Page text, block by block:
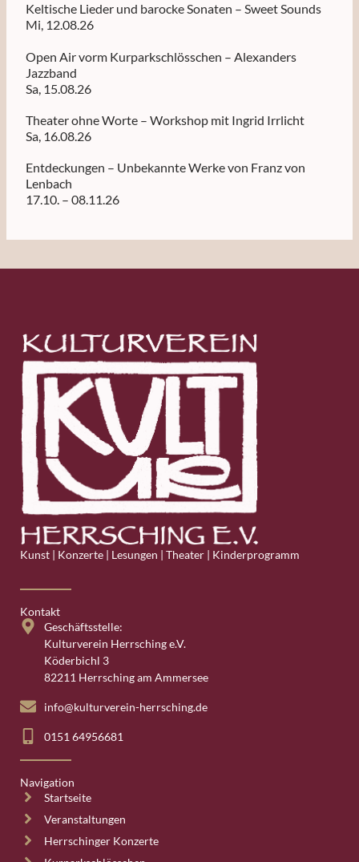
Keltische Lieder und barocke Sonaten – Sweet Sounds
Mi, 12.08.26
Open Air vorm Kurparkschlösschen – Alexanders
Jazzband
Sa, 15.08.26
Theater ohne Worte – Workshop mit Ingrid Irrlicht
Sa, 16.08.26
Entdeckungen – Unbekannte Werke von Franz von
Lenbach
17.10. – 08.11.26
Kunst | Konzerte | Lesungen | Theater | Kinderprogramm
Kontakt
Geschäftsstelle:
Kulturverein Herrsching e.V.
Köderbichl 3
82211 Herrsching am Ammersee
info@kulturverein-herrsching.de
0151 64956681
Navigation
Startseite
Veranstaltungen
Herrschinger Konzerte